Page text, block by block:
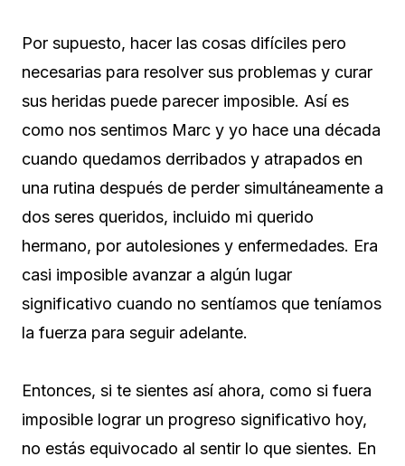
Por supuesto, hacer las cosas difíciles pero
necesarias para resolver sus problemas y curar
sus heridas puede parecer imposible. Así es
como nos sentimos Marc y yo hace una década
cuando quedamos derribados y atrapados en
una rutina después de perder simultáneamente a
dos seres queridos, incluido mi querido
hermano, por autolesiones y enfermedades. Era
casi imposible avanzar a algún lugar
significativo cuando no sentíamos que teníamos
la fuerza para seguir adelante.
Entonces, si te sientes así ahora, como si fuera
imposible lograr un progreso significativo hoy,
no estás equivocado al sentir lo que sientes. En